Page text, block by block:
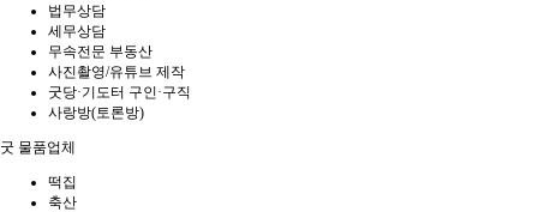
법무상담
세무상담
무속전문 부동산
사진촬영/유튜브 제작
굿당·기도터 구인·구직
사랑방(토론방)
굿 물품업체
떡집
축산